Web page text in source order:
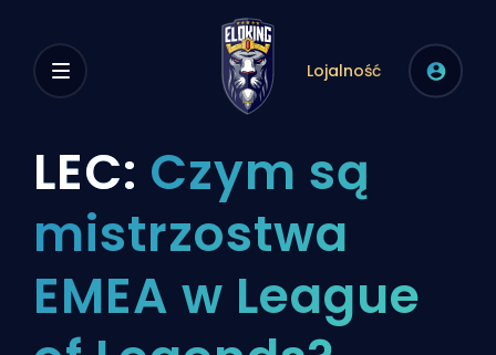
Lojalność
LEC: Czym są
mistrzostwa
EMEA w League